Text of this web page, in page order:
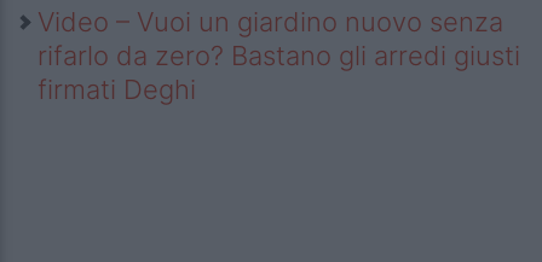
Video – Vuoi un giardino nuovo senza
rifarlo da zero? Bastano gli arredi giusti
firmati Deghi